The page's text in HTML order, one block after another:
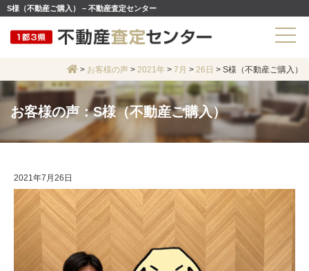
S様（不動産ご購入） – 不動産査定センター
> お客様の声 > 2021年 > 7月 > 26日 > S様（不動産ご購入）
お客様の声：S様（不動産ご購入）
2021年7月26日